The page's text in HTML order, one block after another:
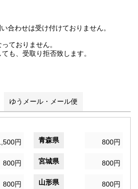
合わせは受け付けておりません。
ておりません。
も、受取り拒否致します。
ゆうメール・メール便
円 青森県 800円
800円 宮城県 800円
800円 山形県 800円